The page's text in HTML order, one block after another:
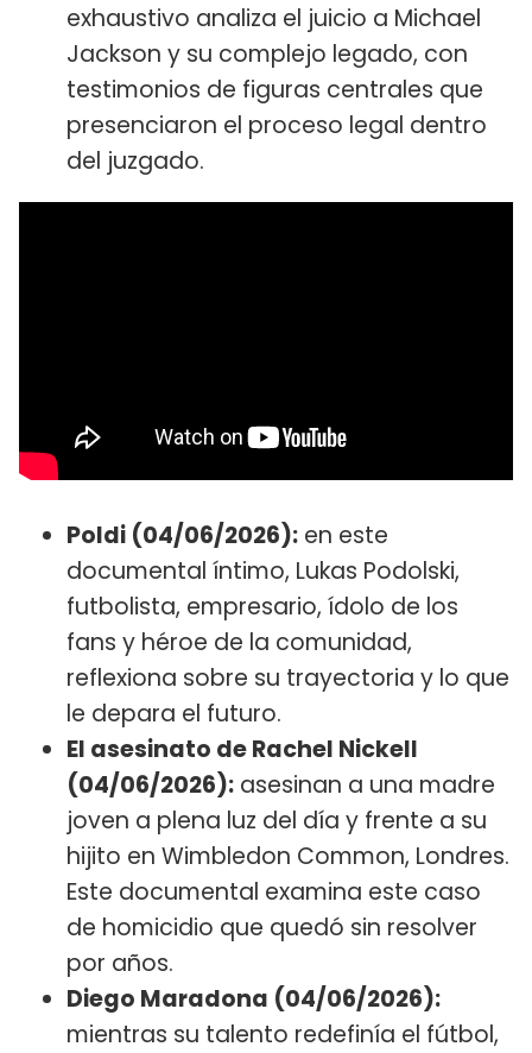
exhaustivo analiza el juicio a Michael
Jackson y su complejo legado, con
testimonios de figuras centrales que
presenciaron el proceso legal dentro
del juzgado.
Poldi (04/06/2026): en este
documental íntimo, Lukas Podolski,
futbolista, empresario, ídolo de los
fans y héroe de la comunidad,
reflexiona sobre su trayectoria y lo que
le depara el futuro.
El asesinato de Rachel Nickell
(04/06/2026): asesinan a una madre
joven a plena luz del día y frente a su
hijito en Wimbledon Common, Londres.
Este documental examina este caso
de homicidio que quedó sin resolver
por años.
Diego Maradona (04/06/2026):
mientras su talento redefinía el fútbol,